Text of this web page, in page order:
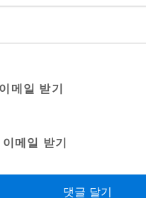
메일 받기
메일 받기